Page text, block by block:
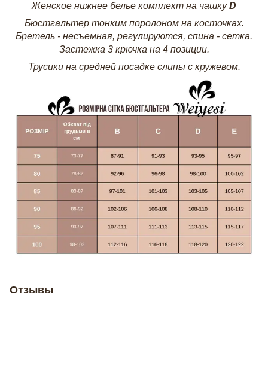
Женское нижнее белье комплект на чашкуD
Бюстгальтер тонким поролоном на косточках.
Бретель - несъемная, регулируются, спина - сетка.
Застежка 3 крючка на 4 позиции.
Трусики на средней посадке слипы с кружевом.
Отзывы